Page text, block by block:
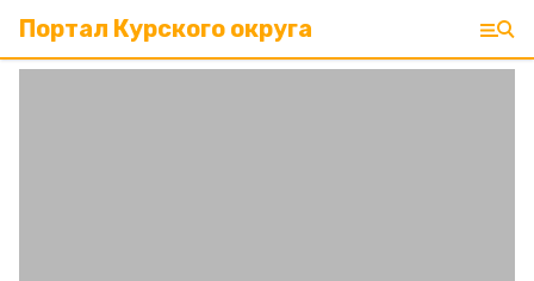
Портал Курского округа